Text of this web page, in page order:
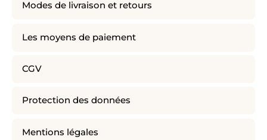
Modes de livraison et retours
Les moyens de paiement
CGV
Protection des données
Mentions légales